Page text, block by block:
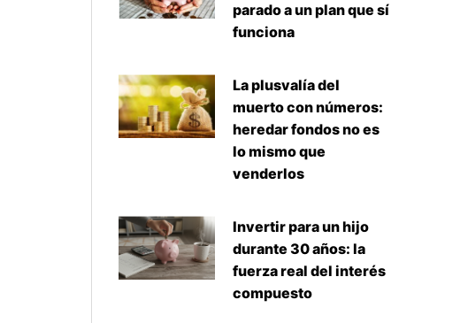
parado a un plan que sí
funciona
La plusvalía del
muerto con números:
heredar fondos no es
lo mismo que
venderlos
Invertir para un hijo
durante 30 años: la
fuerza real del interés
compuesto